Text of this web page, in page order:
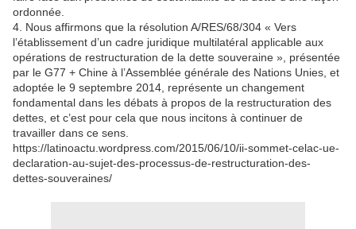
ordonnée.
4. Nous affirmons que la résolution A/RES/68/304 « Vers
l’établissement d’un cadre juridique multilatéral applicable aux
opérations de restructuration de la dette souveraine », présentée
par le G77 + Chine à l’Assemblée générale des Nations Unies, et
adoptée le 9 septembre 2014, représente un changement
fondamental dans les débats à propos de la restructuration des
dettes, et c’est pour cela que nous incitons à continuer de
travailler dans ce sens.
https://latinoactu.wordpress.com/2015/06/10/ii-sommet-celac-ue-
declaration-au-sujet-des-processus-de-restructuration-des-
dettes-souveraines/